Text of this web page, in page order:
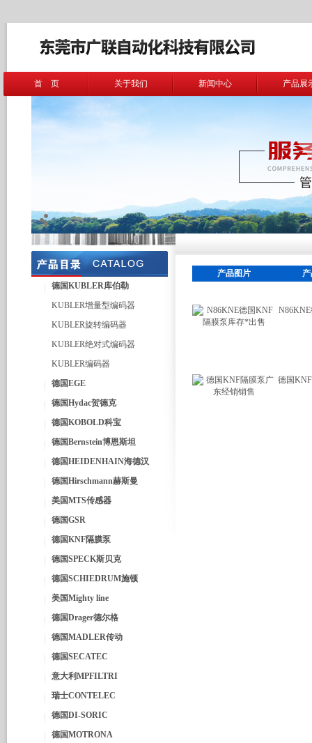
首 页 关于我们 新闻中心 产品展
德国KUBLER库伯勒
KUBLER增量型编码器
KUBLER旋转编码器
KUBLER绝对式编码器
KUBLER编码器
德国EGE
德国Hydac贺德克
德国KOBOLD科宝
德国Bernstein博恩斯坦
德国HEIDENHAIN海德汉
德国Hirschmann赫斯曼
美国MTS传感器
德国GSR
德国KNF隔膜泵
德国SPECK斯贝克
德国SCHIEDRUM施顿
美国Mighty line
德国Drager德尔格
德国MADLER传动
德国SECATEC
意大利MPFILTRI
瑞士CONTELEC
德国DI-SORIC
德国MOTRONA
产品图片
德国